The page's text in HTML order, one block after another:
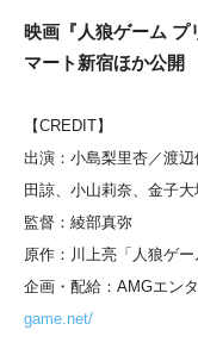
映画『人狼ゲーム プ
マート新宿ほか公開
【CREDIT】
出演：小島梨里杏／渡
田諒、小山莉奈、金子
監督：綾部真弥
原作：川上亮「人狼ゲ
企画・配給：AMGエン
game.net/